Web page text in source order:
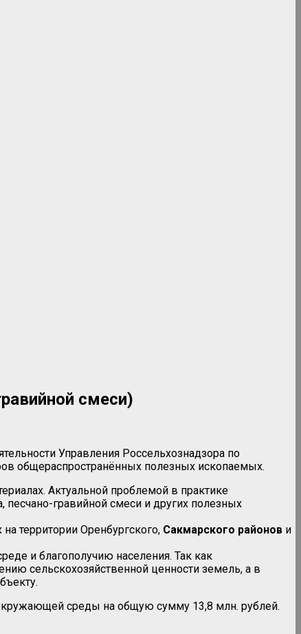
смеси)
Управления Россельхознадзора по
общераспространённых полезных ископаемых.
Актуальной проблемой в практике
песчано-гравийной смеси и других полезных
территории Оренбургского, Сакмарского районов и
и благополучию населения. Так как
сельскохозяйственной ценности земель, а в
среды на общую сумму 13,8 млн. рублей.